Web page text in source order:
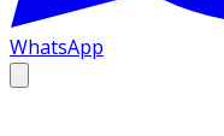
WhatsApp